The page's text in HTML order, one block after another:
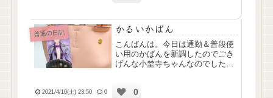
て...
普通の日記 かるいかばん
こんばんは。今日は通勤＆普段使
い用のかばんを新調したのでごき
げんな小埜寺ちゃんなのでした。
ぱい入るので、荷物持ちなわたし
2021/4/10(土) 23:50 0 0